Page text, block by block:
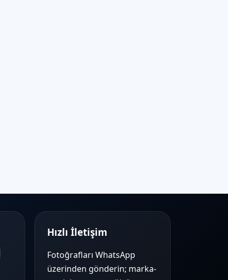
Hızlı İletişim
Fotoğrafları WhatsApp
üzerinden gönderin; marka-